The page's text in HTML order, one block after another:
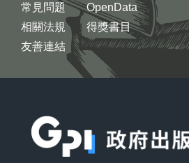
常見問題
相關法規
友善連結
OpenData
得獎書目